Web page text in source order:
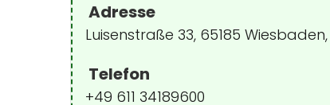
Adresse
Luisenstraße 33, 65185
Telefon
+49 611 34189600